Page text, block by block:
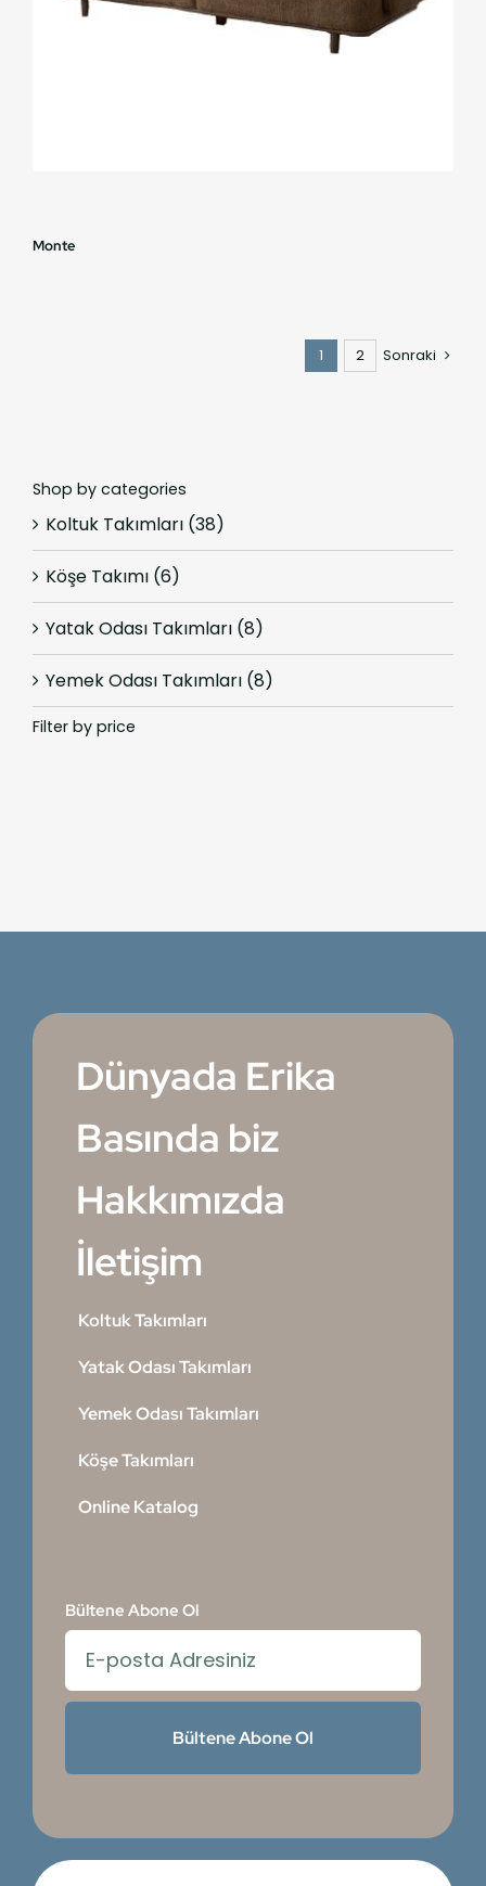
Monte
1 2 Sonraki
Shop by categories
Koltuk Takımları (38)
Köşe Takımı (6)
Yatak Odası Takımları (8)
Yemek Odası Takımları (8)
Filter by price
Dünyada Erika
Basında biz
Hakkımızda
İletişim
Koltuk Takımları
Yatak Odası Takımları
Yemek Odası Takımları
Köşe Takımları
Online Katalog
Bültene Abone Ol
Bültene Abone Ol